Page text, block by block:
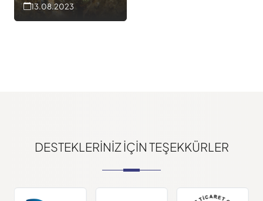
13.08.2023
DESTEKLERINIZ IÇIN TEŞEKKÜRLER